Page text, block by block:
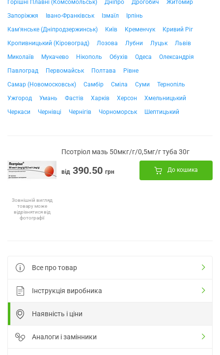
Горішні Плавні (Комсомольськ)
Дніпро Дрогобич
Житомир
Запоріжжя
Івано-Франківськ Ізмаїл
Ірпінь
Кам'янське (Дніпродзержинськ)
Київ Кременчук
Кривий Ріг
Кропивницький (Кіровоград)
Лозова Лубни Луцьк
Львів
Миколаїв
Мукачево Нікополь Обухів Одеса
Олександрія
Павлоград
Первомайськ Полтава
Рівне
Самар (Новомосковськ)
Самбір Сміла Суми
Тернопіль
Ужгород
Умань Фастів Харків Херсон
Хмельницький
Черкаси
Чернівці Чернігів Чорноморськ Шептицький
Зовнішній вигляд
товару може
відрізнятися від
фотографії
Псотріол мазь 50мкг/г/0,5мг/г туба 30г
від 390.50 грн До кошика
Все про товар
Інструкція виробника
Наявність і ціни
Аналоги і замінники